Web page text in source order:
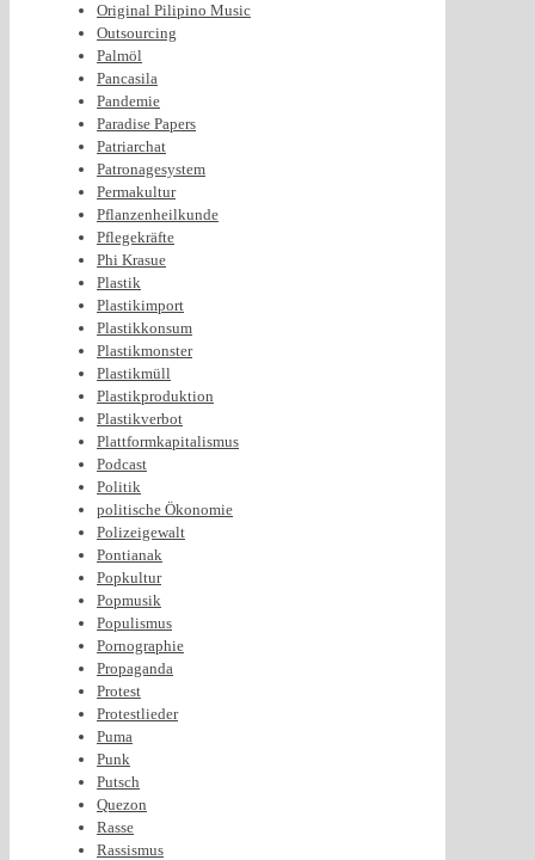
Original Pilipino Music
Outsourcing
Palmöl
Pancasila
Pandemie
Paradise Papers
Patriarchat
Patronagesystem
Permakultur
Pflanzenheilkunde
Pflegekräfte
Phi Krasue
Plastik
Plastikimport
Plastikkonsum
Plastikmonster
Plastikmüll
Plastikproduktion
Plastikverbot
Plattformkapitalismus
Podcast
Politik
politische Ökonomie
Polizeigewalt
Pontianak
Popkultur
Popmusik
Populismus
Pornographie
Propaganda
Protest
Protestlieder
Puma
Punk
Putsch
Quezon
Rasse
Rassismus